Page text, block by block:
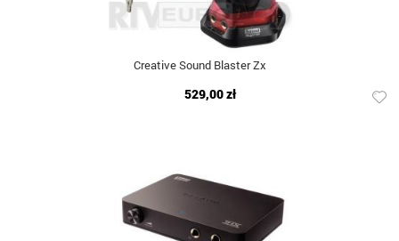
Creative Sound Blaster Zx
529,00 zł